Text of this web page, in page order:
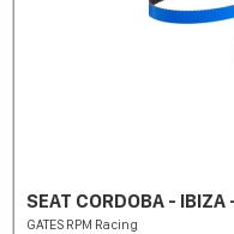
SEAT CORDOBA - IBIZA
GATES RPM Racing